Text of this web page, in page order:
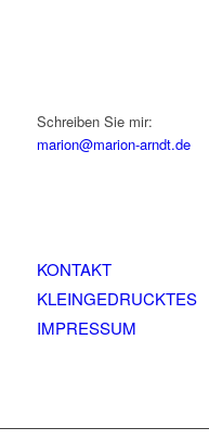
Schreiben Sie mir:
marion@marion-arndt.de
KONTAKT
KLEINGEDRUCKTES
IMPRESSUM